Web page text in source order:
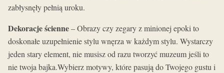
zabłysnęły pełnią uroku.
Dekoracje ścienne– Obrazy czy zegary z minionej epoki to
doskonałe uzupełnienie stylu wnęrza w każdym stylu. Wystarczy
jeden stary element, nie musisz od razu tworzyć muzeum jeśli to
nie twoja bajka.Wybierz motywy, które pasują do Twojego gustu i